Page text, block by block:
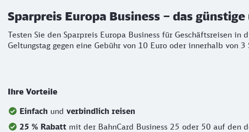
Testen Sie den Sparpreis Europa Business für Geschäftsreisen in
Sparpreis Europa Business – das
Testen Sie den Sparpreis Europa Business für Geschäftsreisen
Geltungstag gegen eine Gebühr von 10 Euro oder innerhalb von
Ihre Vorteile
Einfach und verbindlich reisen
25 % Rabatt mit der BahnCard Business 25 oder 50 auf den